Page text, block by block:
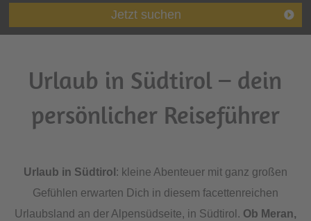
Jetzt suchen
Urlaub in Südtirol – dein
persönlicher Reiseführer
Urlaub in Südtirol : kleine Abenteuer mit ganz großen
Gefühlen erwarten Dich in diesem facettenreichen
Urlaubsland an der Alpensüdseite, in Südtirol. Ob Meran,